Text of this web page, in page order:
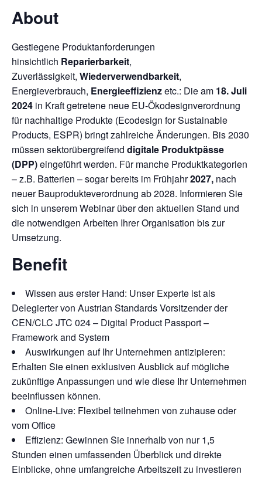
About
Gestiegene Produktanforderungen
hinsichtlich Reparierbarkeit,
Zuverlässigkeit, Wiederverwendbarkeit,
Energieverbrauch, Energieeffizienzetc.: Die am 18. Juli
2024 in Kraft getretene neue EU-Ökodesignverordnung
für nachhaltige Produkte (Ecodesign for Sustainable
Products, ESPR) bringt zahlreiche Änderungen. Bis 2030
müssen sektorübergreifend digitale Produktpässe
(DPP)eingeführt werden. Für manche Produktkategorien
– z.B. Batterien – sogar bereits im Frühjahr2027, nach
neuer Bauprodukteverordnung ab 2028. Informieren Sie
sich in unserem Webinar über den aktuellen Stand und
die notwendigen Arbeiten Ihrer Organisation bis zur
Umsetzung.
Benefit
Wissen aus erster Hand: Unser Experte ist als
Delegierter von Austrian Standards Vorsitzender der
CEN/CLC JTC 024 – Digital Product Passport –
Framework and System
Auswirkungen auf Ihr Unternehmen antizipieren:
Erhalten Sie einen exklusiven Ausblick auf mögliche
zukünftige Anpassungen und wie diese Ihr Unternehmen
beeinflussen können.
Online-Live: Flexibel teilnehmen von zuhause oder
vom Office
Effizienz: Gewinnen Sie innerhalb von nur 1,5
Stunden einen umfassenden Überblick und direkte
Einblicke, ohne umfangreiche Arbeitszeit zu investieren